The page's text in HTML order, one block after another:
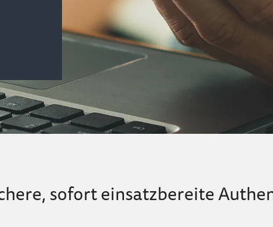
sofort einsatzbereite